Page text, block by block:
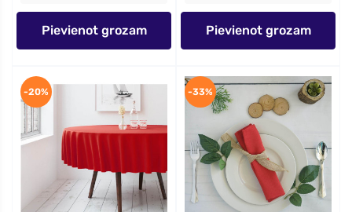
Pievienot grozam Pievienot grozam
-20% -33%